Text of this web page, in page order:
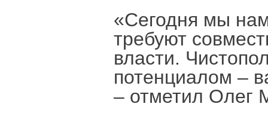
«Сегодня мы
требуют
власти.
потенциалом –
– отметил Олег